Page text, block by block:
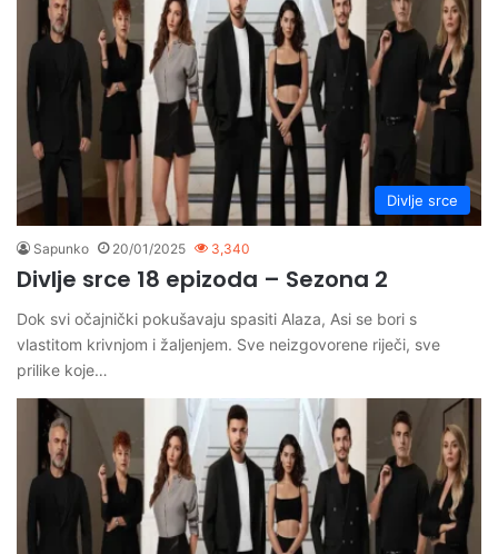
Divlje srce
Sapunko 20/01/2025 3,340
Divlje srce 18 epizoda – Sezona 2
Dok svi očajnički pokušavaju spasiti Alaza, Asi se bori s
vlastitom krivnjom i žaljenjem. Sve neizgovorene riječi, sve
prilike koje…